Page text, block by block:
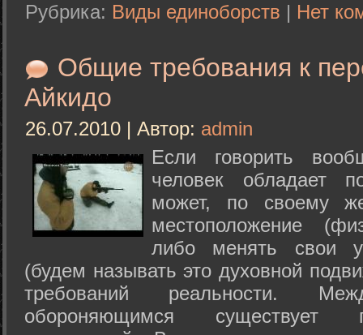
Рубрика: Виды единоборств | Нет
Общие требования к
Айкидо
26.07.2010 | Автор: admin
Если говорить
человек обладает
может, по своему
местоположение
либо менять свои
(будем называть это духовной
требований реальности.
обороняющимся существует